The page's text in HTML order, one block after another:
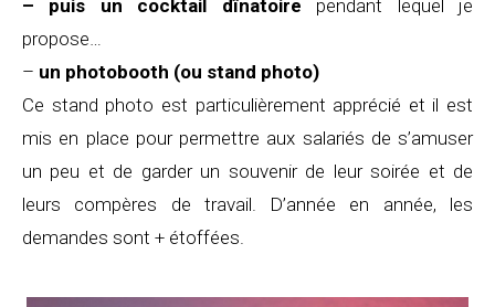
– puis un cocktail dînatoire pendant lequel je
propose…
– un photobooth (ou stand photo)
Ce stand photo est particulièrement apprécié et il est
mis en place pour permettre aux salariés de s’amuser
un peu et de garder un souvenir de leur soirée et de
leurs compères de travail. D’année en année, les
demandes sont + étoffées.